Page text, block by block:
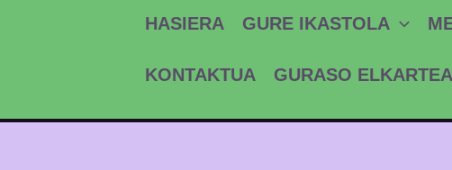
HASIERA GURE IKASTOLA
KONTAKTUA GURASO ELKARTEA